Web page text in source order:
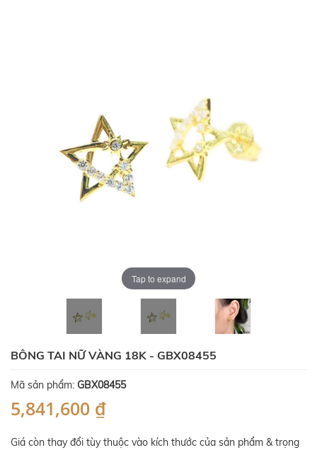
Tap to expand
BÔNG TAI NỮ VÀNG 18K - GBX08455
Mã sản phẩm: GBX08455
5,841,600 ₫
Giá còn thay đổi tùy thuộc vào kích thước của sản phẩm & trọng